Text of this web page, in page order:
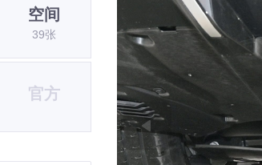
空间
39张
官方